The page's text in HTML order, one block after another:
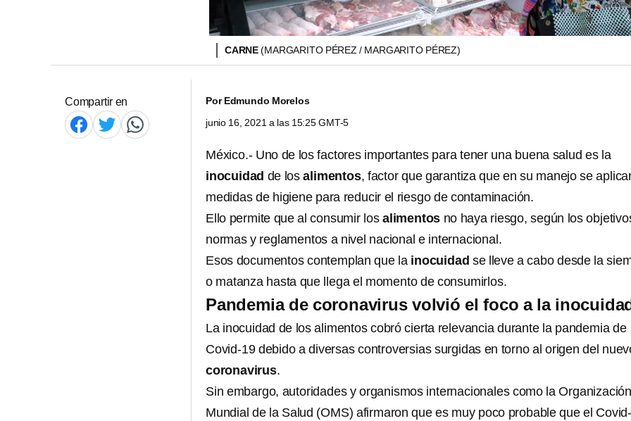
CARNE(MARGARITO PÉREZ / MARGARITO PÉREZ)
Compartir en PorEdmundo Morelos
junio 16, 2021 a las 15:25 GMT-5
México.- Uno de los factores importantes para tener una buena salud es la
inocuidad de los alimentos, factor que garantiza que en su manejo se
medidas de higiene para reducir el riesgo de contaminación.
Ello permite que al consumir los alimentos no haya riesgo, según los
normas y reglamentos a nivel nacional e internacional.
Esos documentos contemplan que la inocuidad se lleve a cabo desde la
o matanza hasta que llega el momento de consumirlos.
Pandemia de coronavirus volvió el foco a la
La inocuidad de los alimentos cobró cierta relevancia durante la pandemia de
Covid-19 debido a diversas controversias surgidas en torno al origen del
coronavirus.
Sin embargo, autoridades y organismos internacionales como la Organización
Mundial de la Salud (OMS) afirmaron que es muy poco probable que el